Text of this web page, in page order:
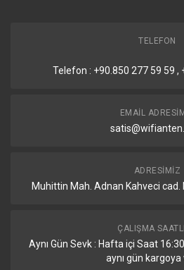
TELEFON
Telefon : +90.850 277 59 59 ,
EMAIL
ADRESIMIZ
Muhittin Mah. Adnan Kahveci
ÇALIŞMA
Aynı Gün Sevk : Hafta içi Saat
aynı gün kargoya